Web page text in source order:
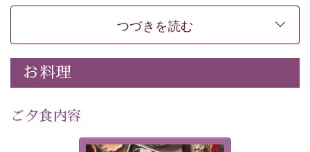
※本プランは２食付きの早割プランです。
上諏訪温泉しんゆでは、30日前までのご予約で、10%割
引でお泊まりいただける「早割プラン」をご用意してお
ります。
温かいおもてなし。
ご滞在を楽しみに待つ日々が旅をより特別なものにして
つづきを読む
お料理
ご夕食内容